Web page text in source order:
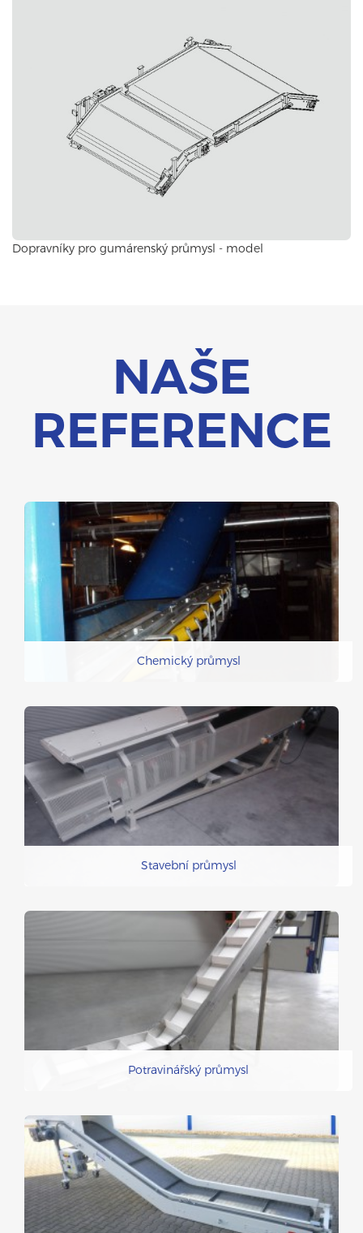
Dopravníky pro gumárenský průmysl - model
NAŠE
REFERENCE
Chemický průmysl
Stavební průmysl
Potravinářský průmysl